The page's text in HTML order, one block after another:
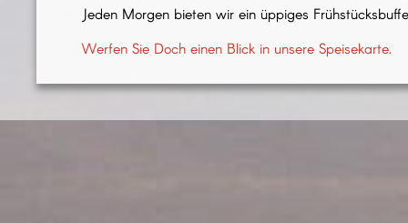
Jeden Morgen bieten wir ein üppiges
Werfen Sie Doch einen Blick in unsere Speisekarte.